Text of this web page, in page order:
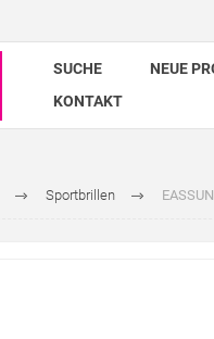
SUCHE NEUE
KONTAKT
Sportbrillen